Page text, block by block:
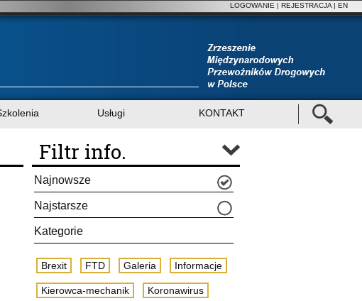
LOGOWANIE | REJESTRACJA | EN
Usługi KONTAKT
Filtr info.
Najnowsze
Najstarsze
Kategorie
Brexit FTD Galeria Informacje
Kierowca-mechanik Koronawirus